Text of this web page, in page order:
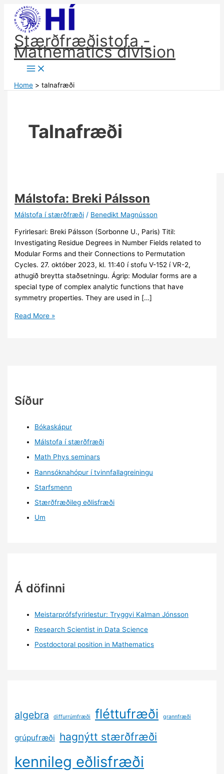
content
Stærðfræðistofa -
Mathematics division
Home talnafræði
Talnafræði
Málstofa: Breki Pálsson
Málstofa í stærðfræði / Benedikt Magnússon
Fyrirlesari: Breki Pálsson (Sorbonne U., Paris) Titil:
Investigating Residue Degrees in Number Fields related to
Modular Forms and their Connections to Permutation
Cycles. 27. október 2023, kl. 11:40 í stofu V-152 í VR-2,
athugið breytta staðsetningu. Ágrip: Modular forms are a
special type of complex analytic functions that have
symmetry properties. They are used in […]
Málstofa:
Read More »
Síður
Bókaskápur
Málstofa í stærðfræði
Math Phys seminars
Rannsóknahópur í tvinnfallagreiningu
Starfsmenn
Stærðfræðileg eðlisfræði
Um
Á döfinni
Meistarprófsfyrirlestur: Tryggvi Kalman Jónsson
Research Scientist in Data Science
Postdoctoral position in Mathematics
algebra diffurrúmfræði fléttufræði grannfræði
grúpufræði hagnýtt stærðfræði
kennileg eðlisfræði